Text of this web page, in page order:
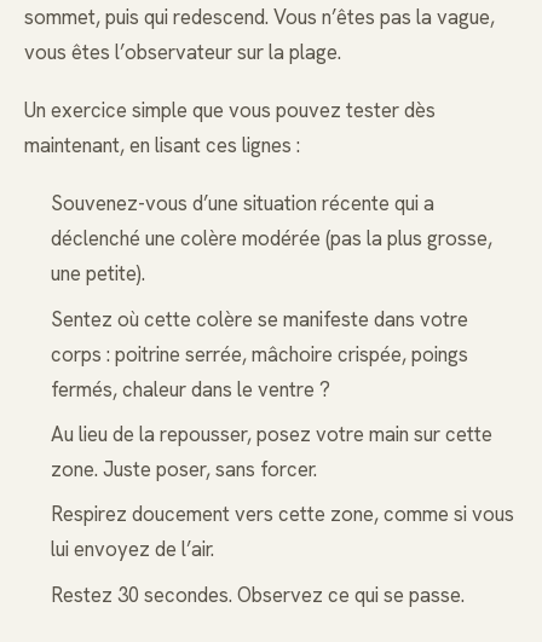
sommet, puis qui redescend. Vous n’êtes pas la vague,
vous êtes l’observateur sur la plage.
Un exercice simple que vous pouvez tester dès
maintenant, en lisant ces lignes :
Souvenez-vous d’une situation récente qui a
déclenché une colère modérée (pas la plus grosse,
une petite).
Sentez où cette colère se manifeste dans votre
corps : poitrine serrée, mâchoire crispée, poings
fermés, chaleur dans le ventre ?
Au lieu de la repousser, posez votre main sur cette
zone. Juste poser, sans forcer.
Respirez doucement vers cette zone, comme si vous
lui envoyez de l’air.
Restez 30 secondes. Observez ce qui se passe.